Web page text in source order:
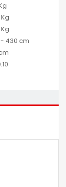
430 cm